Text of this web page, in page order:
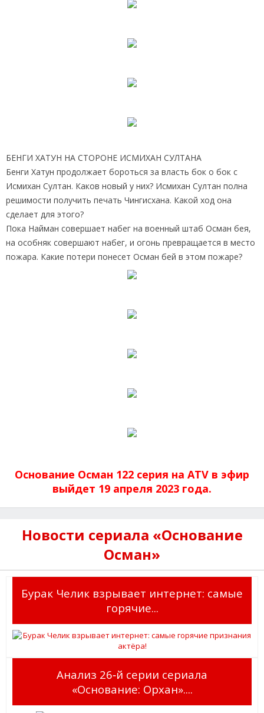
БЕНГИ ХАТУН НА СТОРОНЕ ИСМИХАН СУЛТАНА
Бенги Хатун продолжает бороться за власть бок о бок с
Исмихан Султан. Каков новый у них? Исмихан Султан полна
решимости получить печать Чингисхана. Какой ход она
сделает для этого?
Пока Найман совершает набег на военный штаб Осман бея,
на особняк совершают набег, и огонь превращается в место
пожара. Какие потери понесет Осман бей в этом пожаре?
Основание Осман 122 серия на ATV в эфир
выйдет 19 апреля 2023 года.
Новости сериала «Основание
Осман»
Бурак Челик взрывает интернет: самые
горячие...
Анализ 26‑й серии сериала
«Основание: Орхан»....